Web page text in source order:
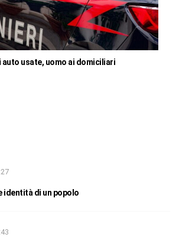
auto usate, uomo ai domiciliari
identità di un popolo